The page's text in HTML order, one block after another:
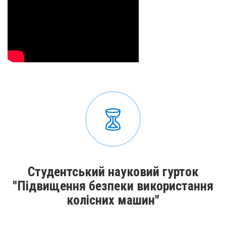
Студентський науковий гурток
"Підвищення безпеки використання
колісних машин"